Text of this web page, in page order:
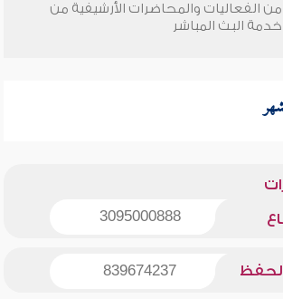
من الفعاليات والمحاضرات الأرشيفية من
خدمة البث المباشر
3095000888
839674237